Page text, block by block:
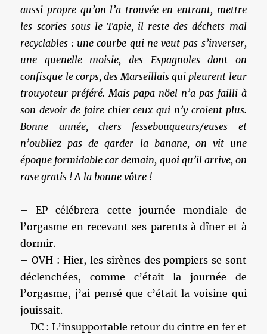
aussi propre qu’on l’a trouvée en entrant, mettre
les scories sous le Tapie, il reste des déchets mal
recyclables : une courbe qui ne veut pas s’inverser,
une quenelle moisie, des Espagnoles dont on
confisque le corps, des Marseillais qui pleurent leur
trouyoteur préféré. Mais papa nöel n’a pas failli à
son devoir de faire chier ceux qui n’y croient plus.
Bonne année, chers fessebouqueurs/euses et
n’oubliez pas de garder la banane, on vit une
époque formidable car demain, quoi qu’il arrive, on
rase gratis ! A la bonne vôtre !
– EP célébrera cette journée mondiale de
l’orgasme en recevant ses parents à dîner et à
dormir.
– OVH : Hier, les sirènes des pompiers se sont
déclenchées, comme c’était la journée de
l’orgasme, j’ai pensé que c’était la voisine qui
jouissait.
– DC : L’insupportable retour du cintre en fer et